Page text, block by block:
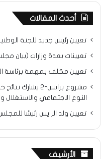
أحدث المقالات
تعيين رئيس جديد للجنة
تعيينات بعدة وزارات (بيان
تعيين مكلف بمهمة برئاسة
مشروع برابس-2
النوع الاجتماعي
تعيين ولد الرايس رئيسًا
الأرشيف